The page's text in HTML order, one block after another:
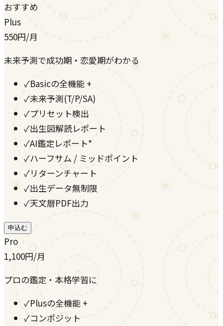
おすすめ
Plus
550円/月
未来予測で成功期・恋愛期がわかる
✓Basicの全機能 +
✓未来予測(T/P/SA)
✓プリセット検出
✓出生図解読レポート
✓AI鑑定レポート*
✓ハーフサム / ミッドポイント
✓リターンチャート
✓出生データ無制限
✓天文暦PDF出力
申込む
Pro
1,100円/月
プロの鑑定・本格学習に
✓Plusの全機能 +
✓コンポジット